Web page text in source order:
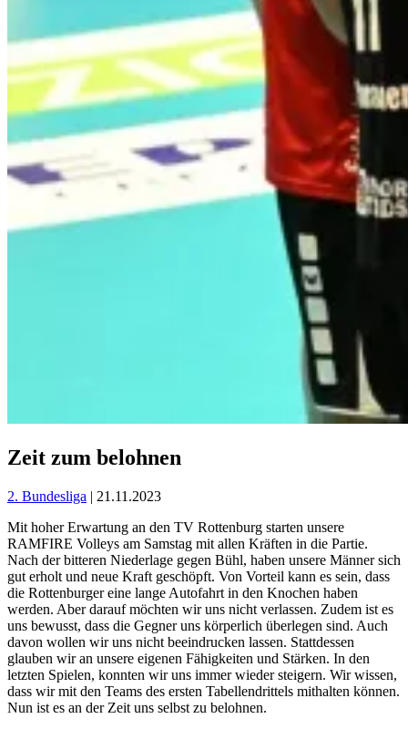
Zeit zum belohnen
2. Bundesliga | 21.11.2023
Mit hoher Erwartung an den TV Rottenburg starten unsere
RAMFIRE Volleys am Samstag mit allen Kräften in die Partie.
Nach der bitteren Niederlage gegen Bühl, haben unsere Männer sich
gut erholt und neue Kraft geschöpft. Von Vorteil kann es sein, dass
die Rottenburger eine lange Autofahrt in den Knochen haben
werden. Aber darauf möchten wir uns nicht verlassen. Zudem ist es
uns bewusst, dass die Gegner uns körperlich überlegen sind. Auch
davon wollen wir uns nicht beeindrucken lassen. Stattdessen
glauben wir an unsere eigenen Fähigkeiten und Stärken. In den
letzten Spielen, konnten wir uns immer wieder steigern. Wir wissen,
dass wir mit den Teams des ersten Tabellendrittels mithalten können.
Nun ist es an der Zeit uns selbst zu belohnen.